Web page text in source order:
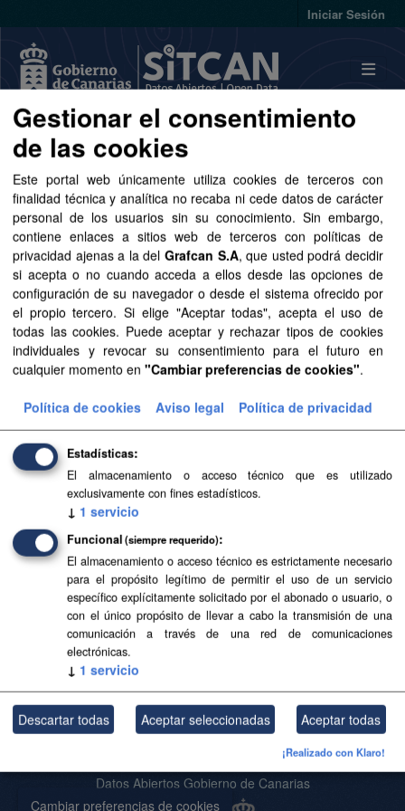
Cambiar preferencias de cookies
Iniciar Sesión
Conjuntos de datos
Ordenar por
1 conjunto de datos encontrado
Grupos: Sector público
Organizaciones:
Base Topográfica a escala 1:5.000 de Canarias
(2004-2006)
Base Topográfica a escala 1:5.000 de Canarias (2004-
2006)
SHP SpatiaLite
Usted también puede acceder a este registro utilizando losAPI(ver
API Docs).
Acerca de SITCAN Open Data
Datos Abiertos Gobierno de Canarias
Gestionar el consentimiento
de las cookies
Este portal web únicamente utiliza cookies de terceros con
finalidad técnica y analítica no recaba ni cede datos de carácter
personal de los usuarios sin su conocimiento. Sin embargo,
contiene enlaces a sitios web de terceros con políticas de
privacidad ajenas a la del Grafcan S.A, que usted podrá decidir
si acepta o no cuando acceda a ellos desde las opciones de
configuración de su navegador o desde el sistema ofrecido por
el propio tercero. Si elige "Aceptar todas", acepta el uso de
todas las cookies. Puede aceptar y rechazar tipos de cookies
individuales y revocar su consentimiento para el futuro en
cualquier momento en "Cambiar preferencias de cookies".
Política de cookies Aviso legal Política de privacidad
Estadísticas
El almacenamiento o acceso técnico que es utilizado
exclusivamente con fines estadísticos.
↓ 1 servicio
Funcional (siempre requerido)
El almacenamiento o acceso técnico es estrictamente necesario
para el propósito legítimo de permitir el uso de un servicio
específico explícitamente solicitado por el abonado o usuario, o
con el único propósito de llevar a cabo la transmisión de una
comunicación a través de una red de comunicaciones
electrónicas.
↓ 1 servicio
Descartar todas Aceptar seleccionadas Aceptar todas
¡Realizado con Klaro!